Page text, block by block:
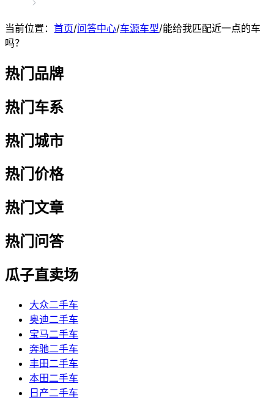
当前位置： 首页/问答中心/车源车型/能给我匹配近一点的车
吗？
热门品牌
热门车系
热门城市
热门价格
热门文章
热门问答
瓜子直卖场
大众二手车
奥迪二手车
宝马二手车
奔驰二手车
丰田二手车
本田二手车
日产二手车